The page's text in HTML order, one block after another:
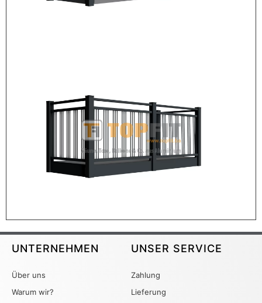
UNTERNEHMEN
Über uns
Warum wir?
UNSER SERVICE
Zahlung
Lieferung